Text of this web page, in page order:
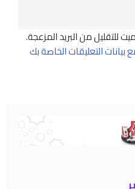
من البريد المزعجة.
التعليقات الخاصة بك